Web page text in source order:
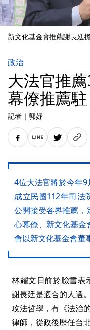
新文化基金會推薦謝長廷
政治
大法官推
幕僚推薦
記者 ｜ 郭妤
4位大法官將於今年
成立民國112年司法
公開接受各界推薦，
心幕僚、新文化基金
會以新文化基金會董
林耀文日前於臉書表
謝長廷是適合的人選
攻法哲學，有《法治
律師，從政後歷任台